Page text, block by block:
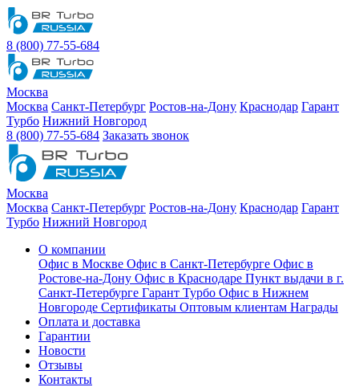
8 (800) 77-55-684
Москва
Москва Санкт-Петербург Ростов-на-Дону Краснодар Гарант
Турбо Нижний Новгород
8 (800) 77-55-684 Заказать звонок
Москва
Москва Санкт-Петербург Ростов-на-Дону Краснодар Гарант
Турбо Нижний Новгород
О компании
Офис в Москве Офис в Санкт-Петербурге Офис в
Ростове-на-Дону Офис в Краснодаре Пункт выдачи в г.
Санкт-Петербурге Гарант Турбо Офис в Нижнем
Новгороде Сертификаты Оптовым клиентам Награды
Оплата и доставка
Гарантии
Новости
Отзывы
Контакты